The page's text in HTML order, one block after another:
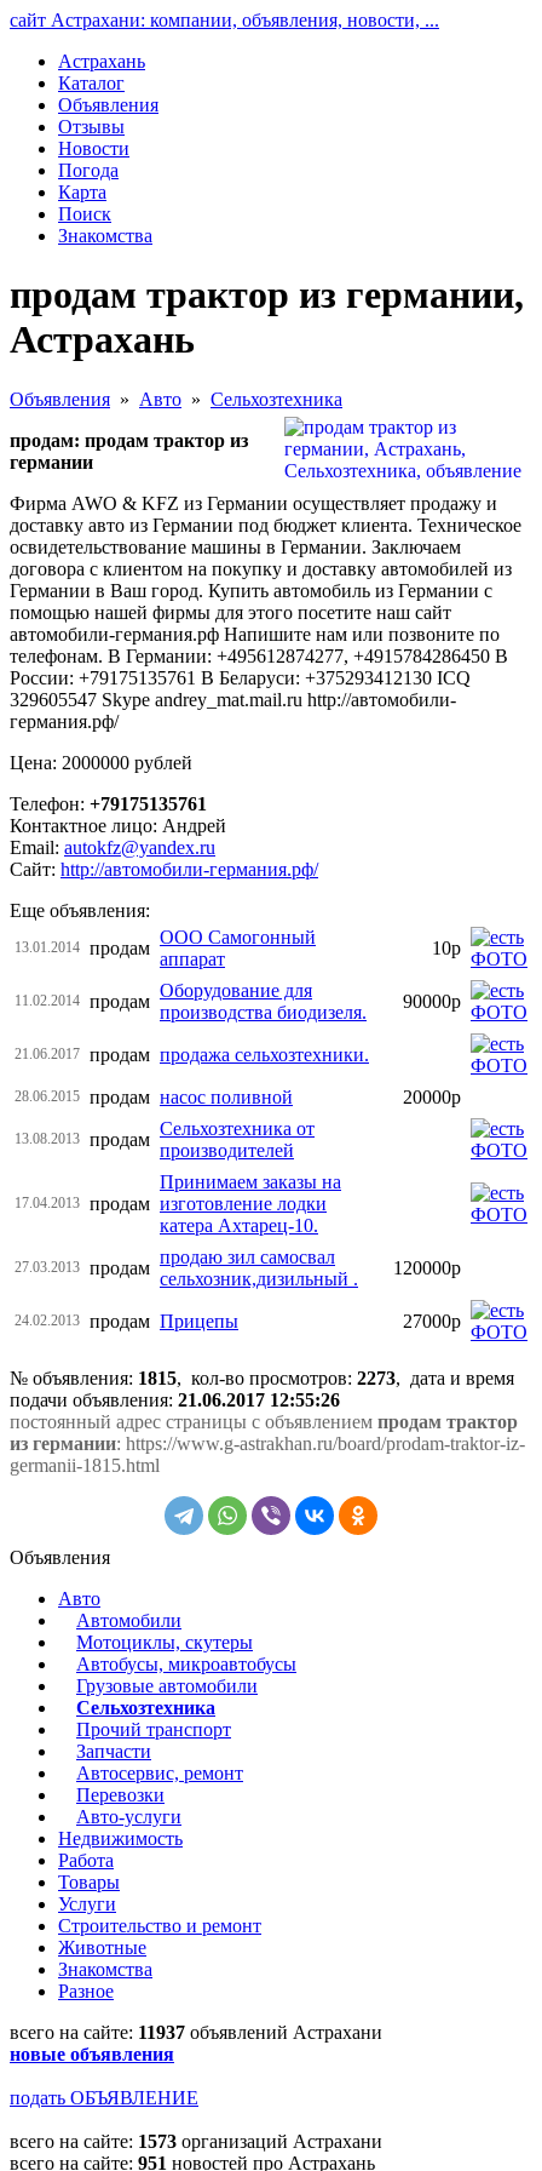
сайт Астрахани: компании, объявления, новости, ...
Астрахань
Каталог
Объявления
Отзывы
Новости
Погода
Карта
Поиск
Знакомства
продам трактор из германии,
Астрахань
Объявления » Авто » Сельхозтехника
продам: продам трактор из
германии
Фирма AWO & KFZ из Германии осуществляет продажу и
доставку авто из Германии под бюджет клиента. Техническое
освидетельствование машины в Германии. Заключаем
договора с клиентом на покупку и доставку автомобилей из
Германии в Ваш город. Купить автомобиль из Германии с
помощью нашей фирмы для этого посетите наш сайт
автомобили-германия.рф Напишите нам или позвоните по
телефонам. В Германии: +495612874277, +4915784286450 В
России: +79175135761 В Беларуси: +375293412130 ICQ
329605547 Skype andrey_mat.mail.ru http://автомобили-
германия.рф/
Цена: 2000000 рублей
Телефон: +79175135761
Контактное лицо: Андрей
Email: autokfz@yandex.ru
Сайт: http://автомобили-германия.рф/
Еще объявления:
13.01.2014 продам
ООО Самогонный
аппарат
10р
11.02.2014 продам
Оборудование для
производства биодизеля.
90000р
21.06.2017 продам продажа сельхозтехники.
28.06.2015 продам насос поливной 20000р
13.08.2013 продам
Сельхозтехника от
производителей
17.04.2013 продам
Принимаем заказы на
изготовление лодки
катера Ахтарец-10.
27.03.2013 продам
продаю зил самосвал
сельхозник,дизильный .
120000р
24.02.2013 продам Прицепы 27000р
№ объявления: 1815, кол-во просмотров: 2273, дата и время
подачи объявления: 21.06.2017 12:55:26
постоянный адрес страницы с объявлением продам трактор
из германии: https://www.g-astrakhan.ru/board/prodam-traktor-iz-
germanii-1815.html
Объявления
Авто
Автомобили
Мотоциклы, скутеры
Автобусы, микроавтобусы
Грузовые автомобили
Сельхозтехника
Прочий транспорт
Запчасти
Автосервис, ремонт
Перевозки
Авто-услуги
Недвижимость
Работа
Товары
Услуги
Строительство и ремонт
Животные
Знакомства
Разное
всего на сайте: 11937 объявлений Астрахани
новые объявления
подать ОБЪЯВЛЕНИЕ
всего на сайте: 1573 организаций Астрахани
всего на сайте: 951 новостей про Астрахань